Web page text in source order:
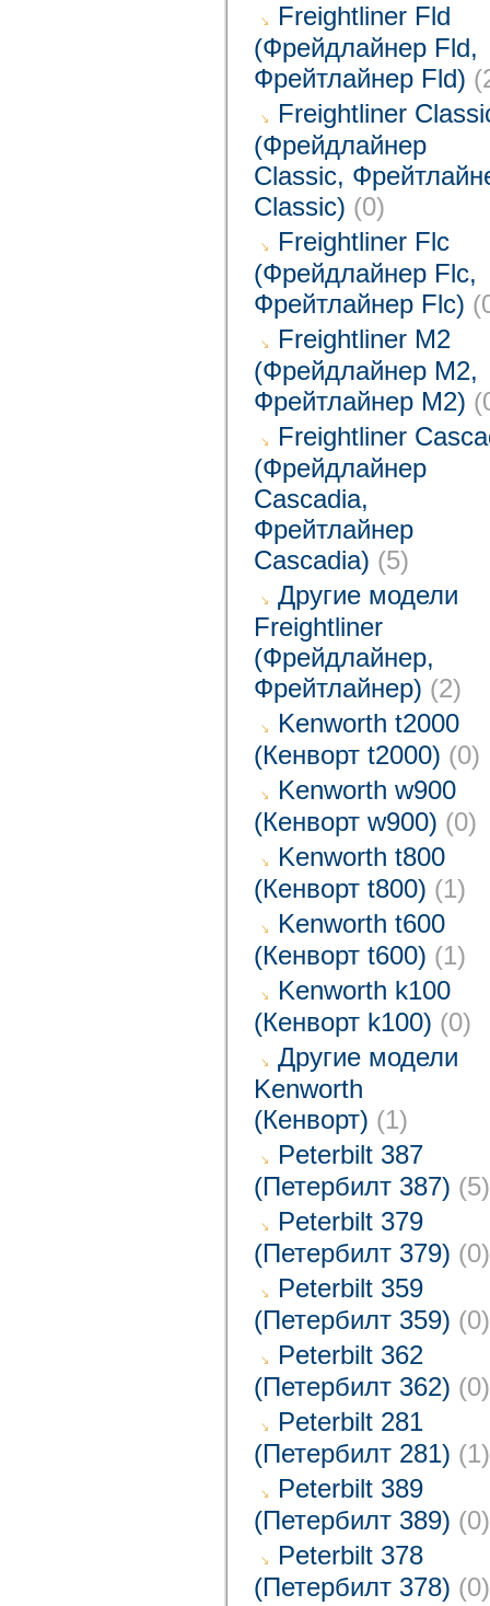
Freightliner Fld
(Фрейдлайнер Fld,
Фрейтлайнер Fld)
Freightliner
(Фрейдлайнер
Classic,
Classic) (0)
Freightliner Flc
(Фрейдлайнер Flc,
Фрейтлайнер Flc)
Freightliner M2
(Фрейдлайнер M2,
Фрейтлайнер M2)
Freightliner
(Фрейдлайнер
Cascadia,
Фрейтлайнер
Cascadia) (5)
Другие модели
Freightliner
(Фрейдлайнер,
Фрейтлайнер) (2)
Kenworth t2000
(Кенворт t2000) (0)
Kenworth w900
(Кенворт w900) (0)
Kenworth t800
(Кенворт t800) (1)
Kenworth t600
(Кенворт t600) (1)
Kenworth k100
(Кенворт k100) (0)
Другие модели
Kenworth
(Кенворт) (1)
Peterbilt 387
(Петербилт 387) (5)
Peterbilt 379
(Петербилт 379) (0)
Peterbilt 359
(Петербилт 359) (0)
Peterbilt 362
(Петербилт 362) (0)
Peterbilt 281
(Петербилт 281) (1)
Peterbilt 389
(Петербилт 389) (0)
Peterbilt 378
(Петербилт 378) (0)